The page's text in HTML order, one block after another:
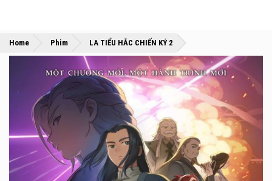
Home »
Phim »
LA TIỂU HẮC CHIẾN KÝ 2